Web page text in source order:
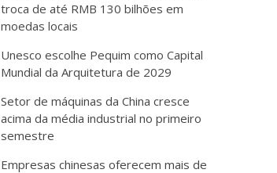
troca de até RMB 130 bilhões em
moedas locais
Unesco escolhe Pequim como Capital
Mundial da Arquitetura de 2029
Setor de máquinas da China cresce
acima da média industrial no primeiro
semestre
Empresas chinesas oferecem mais de